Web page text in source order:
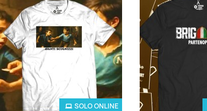
SOLO ONLINE